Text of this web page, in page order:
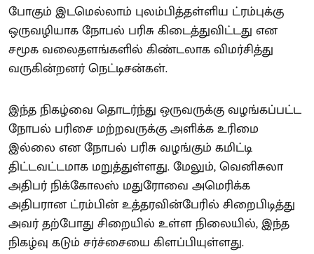
போகும் இடமெல்லாம் புலம்பித்தள்ளிய ட்ரம்புக்கு
ஒருவழியாக நோபல் பரிசு கிடைத்துவிட்டது என
சமூக வலைதளங்களில் கிண்டலாக விமர்சித்து
வருகின்றனர் நெட்டிசன்கள்.
இந்த நிகழ்வை தொடர்ந்து ஒருவருக்கு வழங்கப்பட்ட
நோபல் பரிசை மற்றவருக்கு அளிக்க உரிமை
இல்லை என நோபல் பரிசு வழங்கும் கமிட்டி
திட்டவட்டமாக மறுத்துள்ளது. மேலும், வெனிசுலா
அதிபர் நிக்கோலஸ் மதுரோவை அமெரிக்க
அதிபரான ட்ரம்பின் உத்தரவின்பேரில் சிறைபிடித்து
அவர் தற்போது சிறையில் உள்ள நிலையில், இந்த
நிகழ்வு கடும் சர்ச்சையை கிளப்பியுள்ளது.